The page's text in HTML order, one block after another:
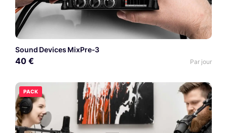
Sound Devices MixPre-3
40 € Par jour
PACK